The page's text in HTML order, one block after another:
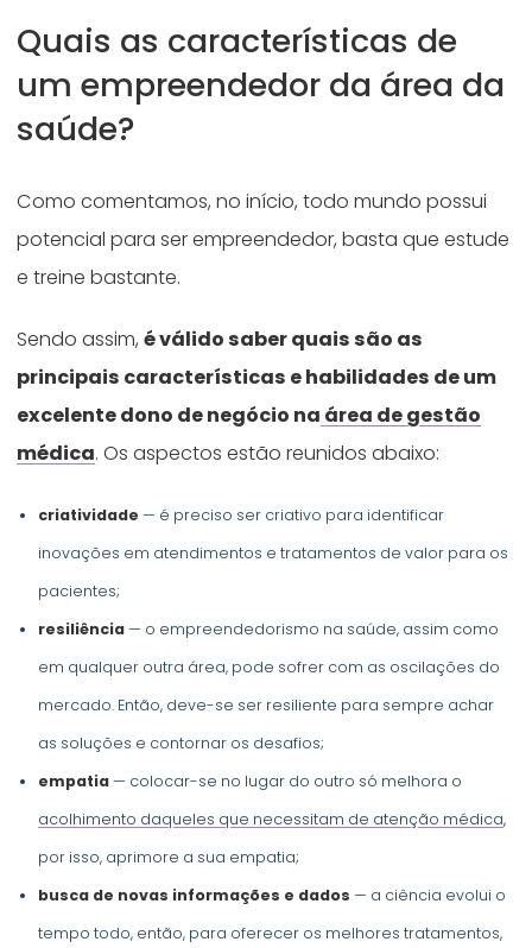
Quais as características de
um empreendedor da área da
saúde?
Como comentamos, no início, todo mundo possui
potencial para ser empreendedor, basta que estude
e treine bastante.
Sendo assim,é válido saber quais são as
principais características e habilidades de um
excelente dono de negócio na área de gestão
médica. Os aspectos estão reunidos abaixo:
criatividade— é preciso ser criativo para identificar
inovações em atendimentos e tratamentos de valor para os
pacientes;
resiliência— o empreendedorismo na saúde, assim como
em qualquer outra área, pode sofrer com as oscilações do
mercado. Então, deve-se ser resiliente para sempre achar
as soluções e contornar os desafios;
empatia— colocar-se no lugar do outro só melhora o
acolhimento daqueles que necessitam de atenção médica,
por isso, aprimore a sua empatia;
busca de novas informações e dados — a ciência evolui o
tempo todo, então, para oferecer os melhores tratamentos,